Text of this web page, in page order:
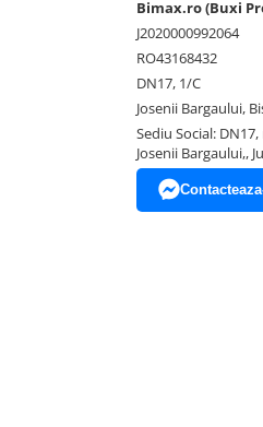
Bimax.ro (Buxi
J2020000992064
RO43168432
DN17, 1/C
Josenii Bargaului,
Sediu Social:
Josenii Bargaului,,